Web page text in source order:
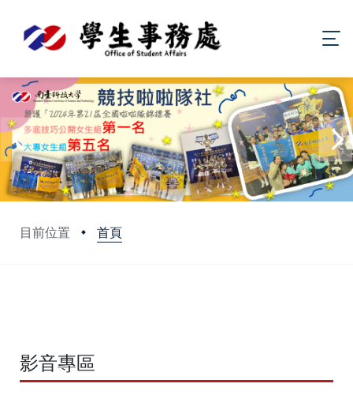
目前位置 首頁
影音專區